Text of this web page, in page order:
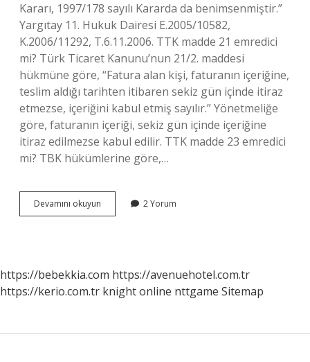
Kararı, 1997/178 sayılı Kararda da benimsenmiştir.”
Yargıtay 11. Hukuk Dairesi E.2005/10582,
K.2006/11292, T.6.11.2006. TTK madde 21 emredici
mi? Türk Ticaret Kanunu’nun 21/2. maddesi
hükmüne göre, “Fatura alan kişi, faturanın içeriğine,
teslim aldığı tarihten itibaren sekiz gün içinde itiraz
etmezse, içeriğini kabul etmiş sayılır.” Yönetmeliğe
göre, faturanın içeriği, sekiz gün içinde içeriğine
itiraz edilmezse kabul edilir. TTK madde 23 emredici
mi? TBK hükümlerine göre,…
Devamını okuyun
Madde
2 Yorum
https://bebekkia.com https://avenuehotel.com.tr
https://kerio.com.tr knight online nttgame Sitemap